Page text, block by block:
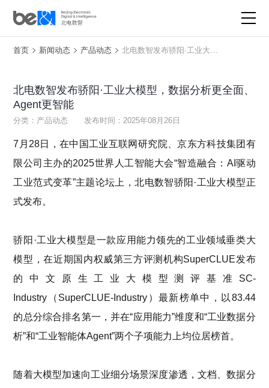
产品与服务
星火·大平台
重大项目与活动
新闻动态
了解北电数智
首页 新闻动态 产品动态 北电数智发布骄阳·工业大模型，数据分析更全面、Agent更智能
北电数智发布骄阳·工业大模型，数据分析更全面、
Agent更智能
分类：产品动态 发布时间：2025年08月26日
7月28日，在中国工业互联网研究院、京东方科技集团有
限公司主办的2025世界人工智能大会“智造融合：AI驱动
工业范式变革”主题论坛上，北电数智骄阳·工业大模型正
式发布。
骄阳 ·工业大模型是一款应用能力领先的工业领域垂类大
模型，在近期国内权威第三方评测机构SuperCLUE发布
的中文原生工业大模型测评基准SC-
Industry（SuperCLUE-Industry）最新榜单中，以83.44
的总分综合排名第一，并在“应用能力”维度和“工业数据分
析”和“工业智能体Agent”两个子项能力 上均位居榜首。
随着大模型加速向工业细分场景深度渗透， 文档、数据分